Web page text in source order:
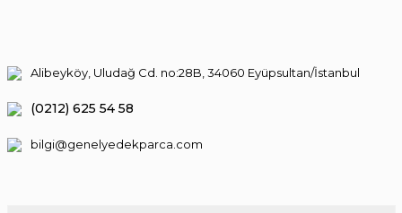
Alibeyköy, Uludağ Cd. no:28B, 34060 Eyüpsultan/İstanbul
(0212) 625 54 58
bilgi@genelyedekparca.com